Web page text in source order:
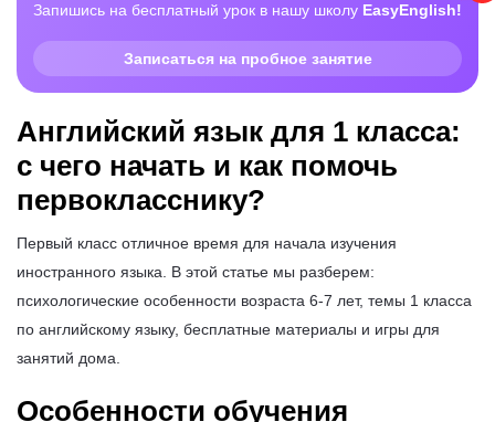
Запишись на бесплатный урок в нашу школу EasyEnglish!
Записаться на пробное занятие
Английский язык для 1 класса:
с чего начать и как помочь
первокласснику?
Первый класс отличное время для начала изучения
иностранного языка. В этой статье мы разберем:
психологические особенности возраста 6-7 лет, темы 1 класса
по английскому языку, бесплатные материалы и игры для
занятий дома.
Особенности обучения